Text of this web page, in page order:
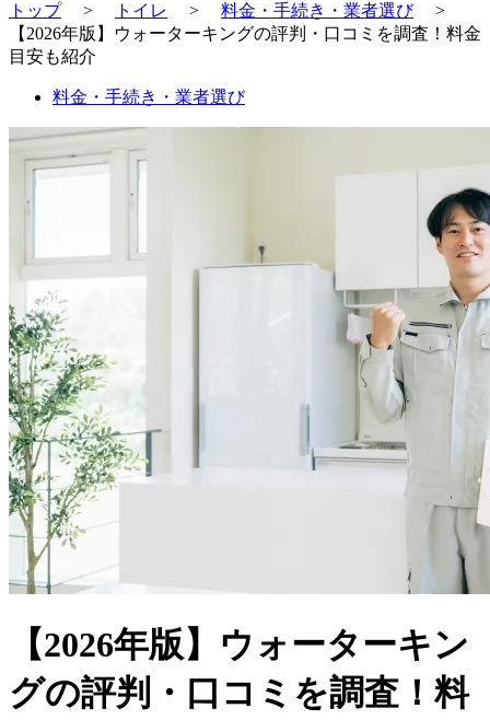
トップ> トイレ > 料金・手続き・業者選び>
【2026年版】ウォーターキングの評判・口コミを調査！料金
目安も紹介
料金・手続き・業者選び
【2026年版】ウォーターキン
グの評判・口コミを調査！料